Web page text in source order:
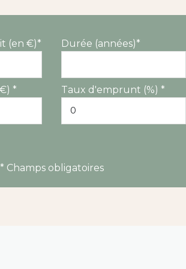
(en €)* Durée (années)*
* Taux d'emprunt (%) *
* Champs obligatoires